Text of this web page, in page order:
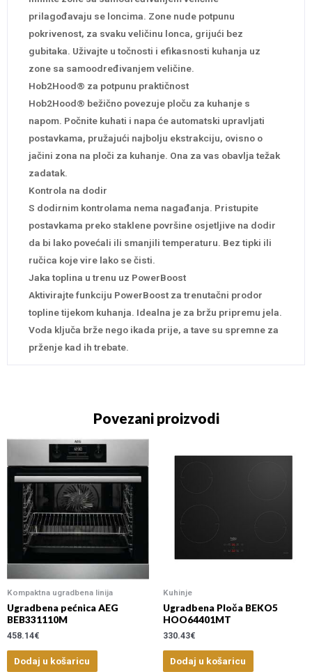
prilagođavaju se loncima. Zone nude potpunu
pokrivenost, za svaku veličinu lonca, grijući bez
gubitaka. Uživajte u točnosti i efikasnosti kuhanja uz
zone sa samoodređivanjem veličine.
Hob2Hood® za potpunu praktičnost
Hob2Hood® bežično povezuje ploču za kuhanje s
napom. Počnite kuhati i napa će automatski upravljati
postavkama, pružajući najbolju ekstrakciju, ovisno o
jačini zona na ploči za kuhanje. Ona za vas obavlja težak
zadatak.
Kontrola na dodir
S dodirnim kontrolama nema nagađanja. Pristupite
postavkama preko staklene površine osjetljive na dodir
da bi lako povećali ili smanjili temperaturu. Bez tipki ili
ručica koje vire lako se čisti.
Jaka toplina u trenu uz PowerBoost
Aktivirajte funkciju PowerBoost za trenutačni prodor
topline tijekom kuhanja. Idealna je za bržu pripremu jela.
Voda ključa brže nego ikada prije, a tave su spremne za
prženje kad ih trebate.
Povezani proizvodi
Kompaktna ugradbena linija
Ugradbena pećnica AEG
BEB331110M
458.14€
Dodaj u košaricu
Kuhinje
Ugradbena Ploča BEKO5
HOO64401MT
330.43€
Dodaj u košaricu